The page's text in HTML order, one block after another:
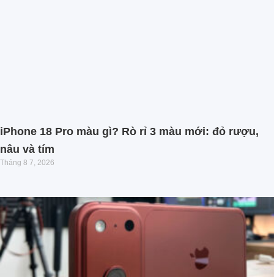
iPhone 18 Pro màu gì? Rò rỉ 3 màu mới: đỏ rượu,
nâu và tím
Tháng 8 7, 2026